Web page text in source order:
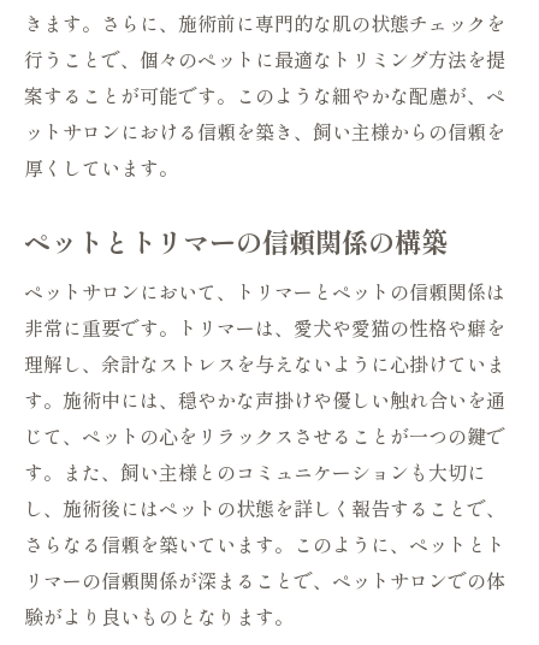
きます。さらに、施術前に専門的な肌の状態チェックを
行うことで、個々のペットに最適なトリミング方法を提
案することが可能です。このような細やかな配慮が、ペ
ットサロンにおける信頼を築き、飼い主様からの信頼を
厚くしています。
ペットとトリマーの信頼関係の構築
ペットサロンにおいて、トリマーとペットの信頼関係は
非常に重要です。トリマーは、愛犬や愛猫の性格や癖を
理解し、余計なストレスを与えないように心掛けていま
す。施術中には、穏やかな声掛けや優しい触れ合いを通
じて、ペットの心をリラックスさせることが一つの鍵で
す。また、飼い主様とのコミュニケーションも大切に
し、施術後にはペットの状態を詳しく報告することで、
さらなる信頼を築いています。このように、ペットとト
リマーの信頼関係が深まることで、ペットサロンでの体
験がより良いものとなります。